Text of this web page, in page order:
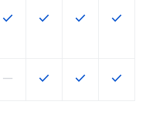
SKU có hỗ trợ tính năng này
check SKU có hỗ trợ tính năng
check SKU có hỗ trợ
check SKU có
check
SKU này không hỗ trợ tính năng này
horizontal_rule SKU có hỗ trợ tính năng
check SKU có hỗ trợ
check SKU có
check